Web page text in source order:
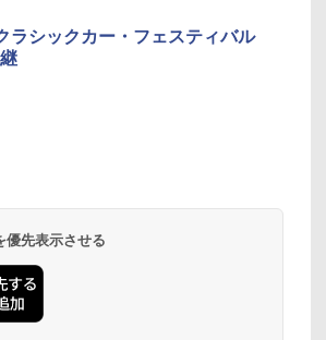
ラシックカー・フェスティバル
先表示させる